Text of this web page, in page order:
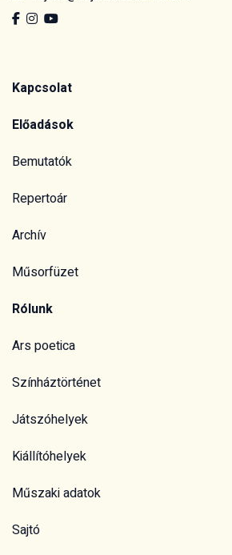
Kapcsolat
Előadások
Bemutatók
Repertoár
Archív
Műsorfüzet
Rólunk
Ars poetica
Színháztörténet
Játszóhelyek
Kiállítóhelyek
Műszaki adatok
Sajtó